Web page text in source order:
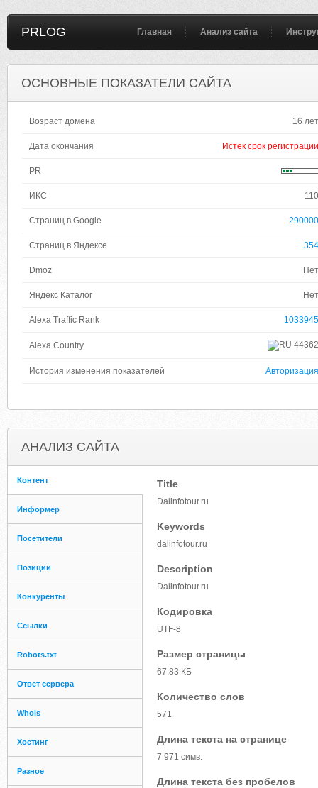
PRLOG Главная Анализ сайта
ОСНОВНЫЕ ПОКАЗАТЕЛИ САЙТА
Возраст домена 16 лет
Дата окончания Истек срок регистрации
PR
ИКС 110
Страниц в Google 290000
Страниц в Яндексе 354
Dmoz Нет
Яндекс Каталог Нет
Alexa Traffic Rank 1033945
Alexa Country 44362
История изменения показателей Авторизация
АНАЛИЗ САЙТА
Контент
Информер
Посетители
Позиции
Конкуренты
Ссылки
Robots.txt
Ответ сервера
Whois
Хостинг
Разное
Title
Dalinfotour.ru
Keywords
dalinfotour.ru
Description
Dalinfotour.ru
Кодировка
UTF-8
Размер страницы
67.83 КБ
Количество слов
571
Длина текста на странице
7 971 симв.
Длина текста без пробелов